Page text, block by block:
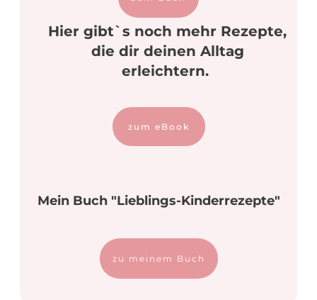
Hier gibt`s noch mehr Rezepte,
die dir deinen Alltag
erleichtern.
zum eBook
Mein Buch "Lieblings-Kinderrezepte"
zu meinem Buch